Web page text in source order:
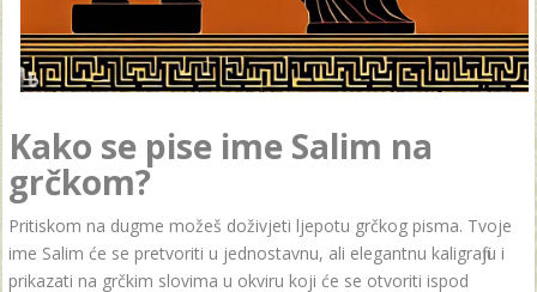
Kako se pise ime Salim na
grčkom?
Pritiskom na dugme možeš doživjeti ljepotu grčkog pisma. Tvoje
ime Salim će se pretvoriti u jednostavnu, ali elegantnu kaligrafiju i
prikazati na grčkim slovima u okviru koji će se otvoriti ispod